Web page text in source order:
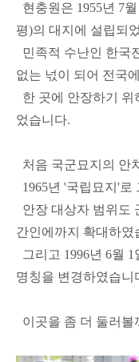
현충원은 1955년 7
평)의 대지에 설립되
민족적 수난인 한국
없는 넋이 되어 전국
한 곳에 안장하기 위
었습니다.
처음 국군묘지의 안
1965년 '국립묘지'로
안장 대상자 범위도
간인에까지 확대하였
그리고 1996년 6월
명칭을 변경하였습니
이곳을 좀 더 둘러볼